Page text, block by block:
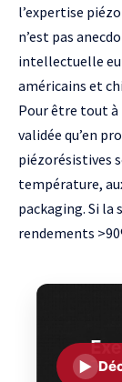
l’expertise
n’est pas
intellectuelle
américains et
Pour être tout
validée qu’en
piézorésistives
température,
packaging. Si la
rendements
▶